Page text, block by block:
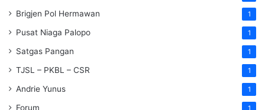
Brigjen Pol Hermawan 1
Pusat Niaga Palopo 1
Satgas Pangan 1
TJSL – PKBL – CSR 1
Andrie Yunus 1
Forum 1